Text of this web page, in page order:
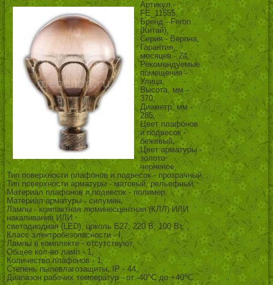
Артикул -
FE_11555,
Бренд - Feron
(Китай),
Серия - Верона,
Гарантия,
месяцев - 24,
Рекомендуемые
помещения -
Улица,
Высота, мм -
370,
Диаметр, мм -
285,
Цвет плафонов
и подвесок -
бежевый,
Цвет арматуры -
золото
черненое,
Тип поверхности плафонов и подвесок - прозрачный,
Тип поверхности арматуры - матовый, рельефный,
Материал плафонов и подвесок - полимер,
Материал арматуры - силумин,
Лампы - компактная люминесцентная (КЛЛ) ИЛИ
накаливания ИЛИ
светодиодная (LED), цоколь E27; 220 В; 100 Вт, ,
Класс электробезопасности - I,
Лампы в комплекте - отсутствуют,
Общее кол-во ламп - 1,
Количество плафонов - 1,
Степень пылевлагозащиты, IP - 44,
Диапазон рабочих температур - от -40^C до +40^C